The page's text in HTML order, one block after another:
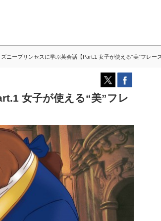
ニープリンセスに学ぶ英会話【Part.1 女子が使える“美”フレー
女子が使える“美”フレ